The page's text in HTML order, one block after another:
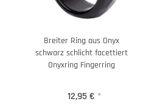
Breiter Ring aus Onyx
schwarz schlicht facettiert
Onyxring Fingerring
12,95 € *